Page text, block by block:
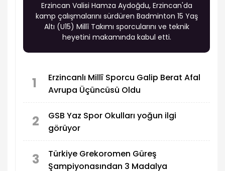
Erzincan Valisi Hamza Aydoğdu, Erzincan'da
kamp çalışmalarını sürdüren Badminton 15 Yaş
Altı (U15) Millî Takımı sporcularını ve teknik
heyetini makamında kabul etti.
1
Erzincanlı Millî Sporcu Galip Berat Afal
Avrupa Üçüncüsü Oldu
2
GSB Yaz Spor Okulları yoğun ilgi
görüyor
3
Türkiye Grekoromen Güreş
Şampiyonasından 3 Madalya